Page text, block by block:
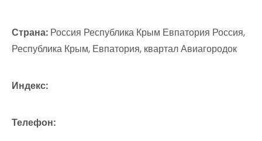
Страна: Россия Республика Крым Евпатория Россия,
Республика Крым, Евпатория, квартал Авиагородок
Индекс:
Телефон: